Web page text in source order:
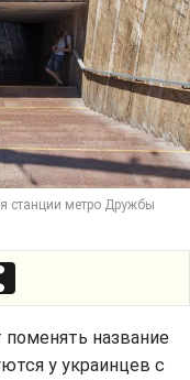
станции метро Дружбы
название
у украинцев с